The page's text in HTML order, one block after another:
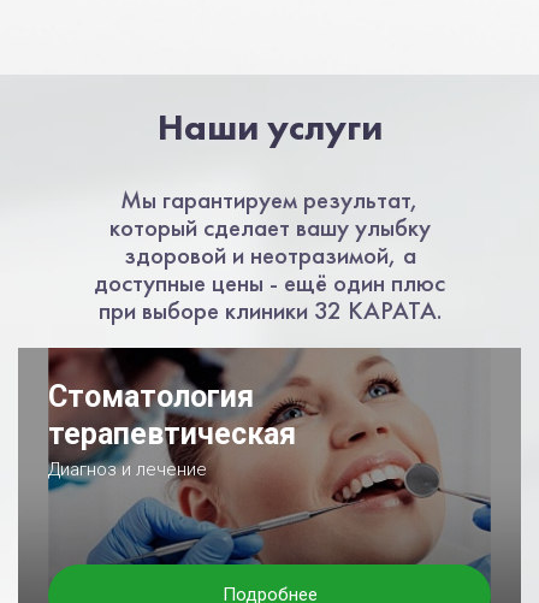
Наши услуги
Мы гарантируем результат,
который сделает вашу улыбку
здоровой и неотразимой, а
доступные цены - ещё один плюс
при выборе клиники 32 КАРАТА.
Стоматология
терапевтическая
Диагноз и лечение
Подробнее